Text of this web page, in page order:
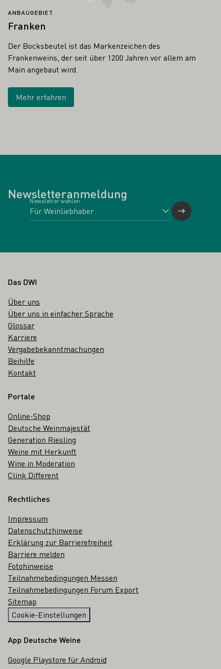
ANBAUGEBIET
Franken
Der Bocksbeutel ist das Markenzeichen des
Frankenweins, der seit über 1200 Jahren vor allem am
Main angebaut wird.
Mehr erfahren
Newsletteranmeldung
Newsletter wählen
Fußbereich
Das DWI
Über uns
Über uns in einfacher Sprache
Glossar
Karriere
Vergabebekanntmachungen
Beihilfe
Kontakt
Portale
Online-Shop
Deutsche Weinmajestät
Generation Riesling
Weine mit Herkunft
Wine in Moderation
Clink Different
Rechtliches
Impressum
Datenschutzhinweise
Erklärung zur Barrierefreiheit
Barriere melden
Fotohinweise
Teilnahmebedingungen Messen
Teilnahmebedingungen Forum Export
Sitemap
Cookie-Einstellungen
App Deutsche Weine
Google Playstore für Android